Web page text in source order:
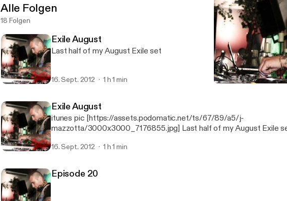
Alle Folgen
18 Folgen
Exile August
Last half of my August Exile set
16. Sept. 2012 1 h 1 min
Exile August
itunes pic [https://assets.podomatic.net/ts/67/89/a5/j-
mazzotta/3000x3000_7176855.jpg] Last half of my August Exile
16. Sept. 2012 1 h 1 min
Episode 20